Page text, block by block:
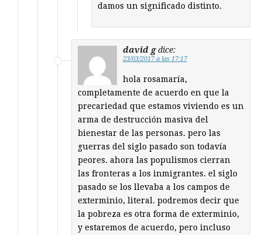
damos un significado distinto.
david g dice:
23/03/2017 a las 17:17
hola rosamaría,
completamente de acuerdo en que la
precariedad que estamos viviendo es un
arma de destrucción masiva del
bienestar de las personas. pero las
guerras del siglo pasado son todavía
peores. ahora las populismos cierran
las fronteras a los inmigrantes. el siglo
pasado se los llevaba a los campos de
exterminio, literal. podremos decir que
la pobreza es otra forma de exterminio,
y estaremos de acuerdo, pero incluso